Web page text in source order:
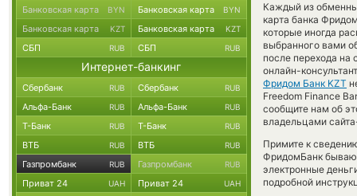
Каждый из
карта банка
которые иногда
выбранного вами
после перехода на
онлайн-
Фридом Банк KZT
Freedom Finance
сообщите нам об
владельцами
Примите к
ФридомБанк
электронные
подробной
Банковская карта BYN Банковская карта BYN
Банковская карта KZT Банковская карта KZT
СБП RUB СБП RUB
Интернет-банкинг
Сбербанк RUB Сбербанк RUB
Альфа-Банк RUB Альфа-Банк RUB
Т-Банк RUB Т-Банк RUB
ВТБ RUB ВТБ RUB
Газпромбанк RUB Газпромбанк RUB
Приват 24 UAH Приват 24 UAH